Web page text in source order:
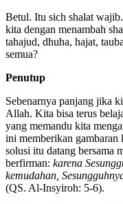
Betul. Itu sich shalat
kita dengan menambah
tahajud, dhuha, hajat,
semua?
Penutup
Sebenarnya panjang jika
Allah. Kita bisa terus
yang memandu kita
ini memberikan gambaran
solusi itu datang bersama
berfirman: karena
kemudahan,
(QS. Al-Insyiroh: 5-6).